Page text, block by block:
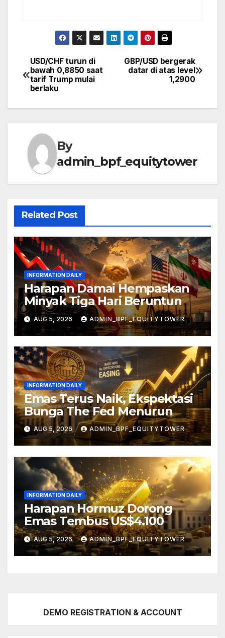
Post
navigation
GBP/USD bergerak
datar di atas level
1,2900
USD/CHF turun di
bawah 0,8850 saat
tarif Trump mulai
berlaku
By
admin_bpf_equitytower
Related Post
INFORMATION DAILY
Harapan Damai Hempaskan
Minyak Tiga Hari Beruntun
AUG 5, 2026 ADMIN_BPF_EQUITYTOWER
INFORMATION DAILY
Emas Terus Naik, Ekspektasi
Bunga The Fed Menurun
AUG 5, 2026 ADMIN_BPF_EQUITYTOWER
INFORMATION DAILY
Harapan Hormuz Dorong
Emas Tembus US$4.100
AUG 5, 2026 ADMIN_BPF_EQUITYTOWER
DEMO REGISTRATION & ACCOUNT